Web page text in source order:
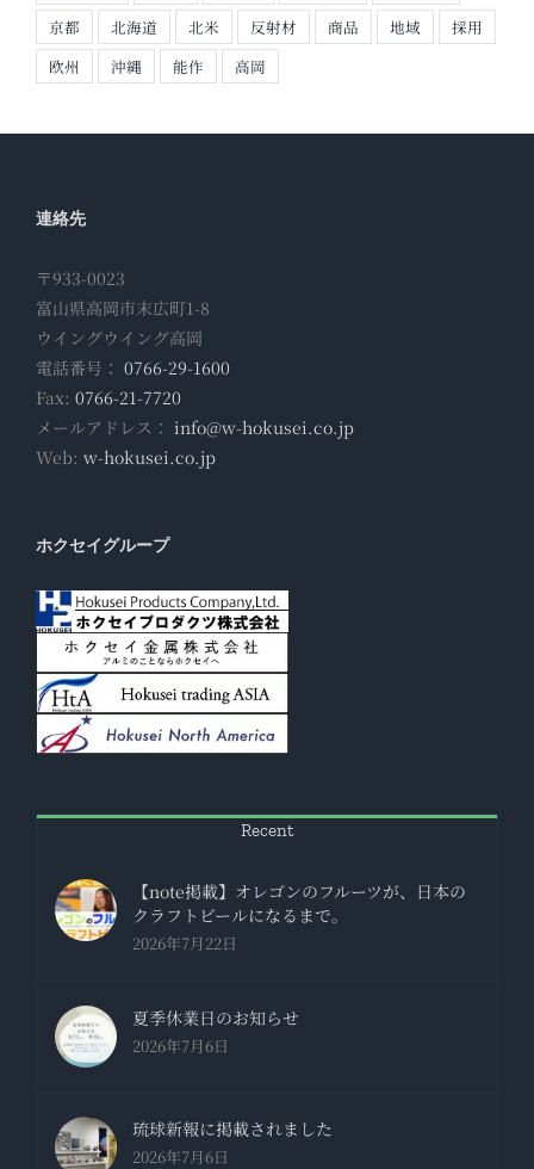
京都
北海道 北米 反射材 商品 地域
採用
欧州
沖縄 能作 高岡
連絡先
〒933-0023
富山県高岡市末広町1-8
ウイングウイング高岡
電話番号： 0766-29-1600
Fax: 0766-21-7720
メールアドレス： info@w-hokusei.co.jp
Web: w-hokusei.co.jp
ホクセイグループ
Recent
【note掲載】オレゴンのフルーツが、日本の
クラフトビールになるまで。
2026年7月22日
夏季休業日のお知らせ
2026年7月6日
琉球新報に掲載されました
2026年7月6日